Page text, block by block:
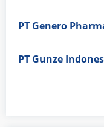
PT Genero
PT Gunze